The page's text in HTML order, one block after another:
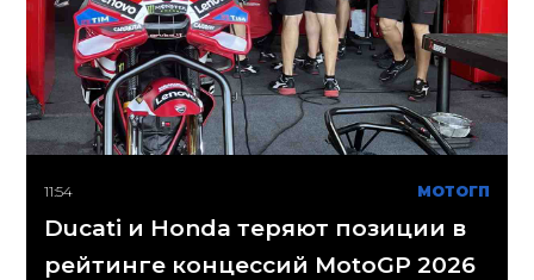
11:54 МОТОГП
Ducati и Honda теряют позиции в
рейтинге концессий MotoGP 2026